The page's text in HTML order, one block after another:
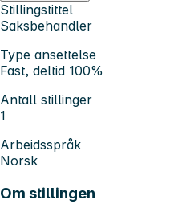
Stillingstittel
Saksbehandler
Type ansettelse
Fast, deltid 100%
Antall stillinger
1
Arbeidsspråk
Norsk
Om stillingen